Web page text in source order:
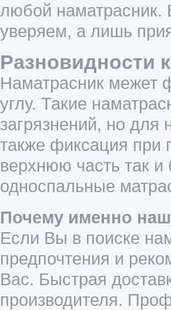
любой
уверяем, а лишь
Разновидности
Наматрасник межет
углу. Такие
загрязнений, но для
также фиксация при
верхнюю часть так
односпальные
Почему именно
Если Вы в поиске
предпочтения и
Вас. Быстрая
производителя.